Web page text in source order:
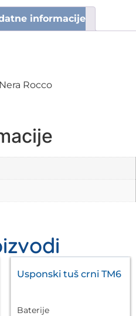
informacije
Rocco
Usponski tuš crni TM6
Baterije